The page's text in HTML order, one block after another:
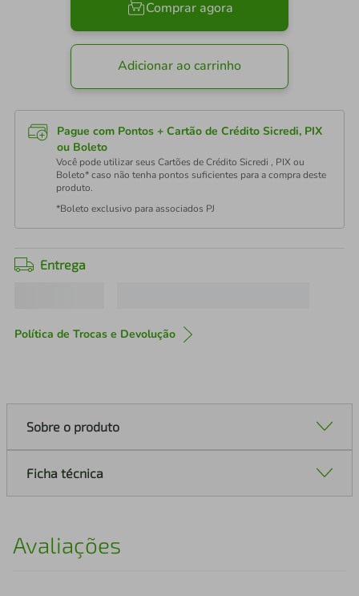
Comprar agora
Adicionar ao carrinho
Pague com Pontos + Cartão de Crédito Sicredi, PIX
ou Boleto
Você pode utilizar seus Cartões de Crédito Sicredi , PIX ou
Boleto* caso não tenha pontos suficientes para a compra deste
produto.
*Boleto exclusivo para associados PJ
Entrega
Política de Trocas e Devolução
Sobre o produto
Ficha técnica
Avaliações